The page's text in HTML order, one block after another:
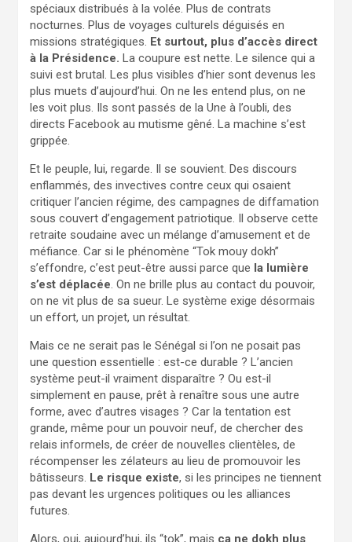
spéciaux distribués à la volée. Plus de contrats
nocturnes. Plus de voyages culturels déguisés en
missions stratégiques. Et surtout, plus d’accès direct
à la Présidence. La coupure est nette. Le silence qui a
suivi est brutal. Les plus visibles d’hier sont devenus les
plus muets d’aujourd’hui. On ne les entend plus, on ne
les voit plus. Ils sont passés de la Une à l’oubli, des
directs Facebook au mutisme gêné. La machine s’est
grippée.
Et le peuple, lui, regarde. Il se souvient. Des discours
enflammés, des invectives contre ceux qui osaient
critiquer l’ancien régime, des campagnes de diffamation
sous couvert d’engagement patriotique. Il observe cette
retraite soudaine avec un mélange d’amusement et de
méfiance. Car si le phénomène “Tok mouy dokh”
s’effondre, c’est peut-être aussi parce que la lumière
s’est déplacée. On ne brille plus au contact du pouvoir,
on ne vit plus de sa sueur. Le système exige désormais
un effort, un projet, un résultat.
Mais ce ne serait pas le Sénégal si l’on ne posait pas
une question essentielle : est-ce durable ? L’ancien
système peut-il vraiment disparaître ? Ou est-il
simplement en pause, prêt à renaître sous une autre
forme, avec d’autres visages ? Car la tentation est
grande, même pour un pouvoir neuf, de chercher des
relais informels, de créer de nouvelles clientèles, de
récompenser les zélateurs au lieu de promouvoir les
bâtisseurs. Le risque existe, si les principes ne tiennent
pas devant les urgences politiques ou les alliances
futures.
Alors, oui, aujourd’hui, ils “tok”, mais ça ne dokh plus